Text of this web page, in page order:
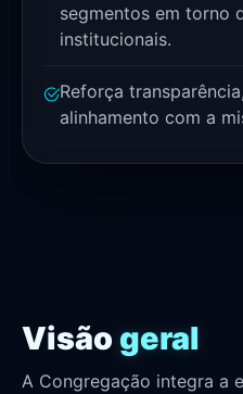
segmentos em torno
institucionais.
Reforça
alinhamento com a
Visão geral
A Congregação integra a